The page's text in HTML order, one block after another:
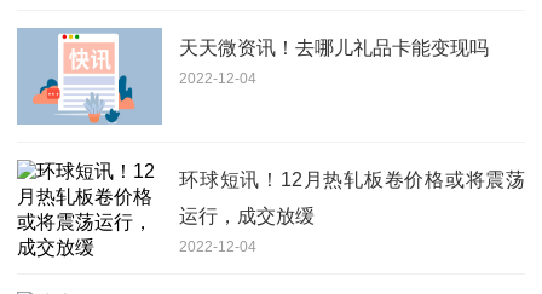
天天微资讯！去哪儿礼品卡能变现吗
2022-12-04
环球短讯！12月热轧板卷价格或将震荡
运行，成交放缓
2022-12-04